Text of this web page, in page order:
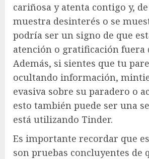
cariñosa y atenta contigo y,
muestra desinterés o se
podría ser un signo de que
atención o gratificación fuera
Además, si sientes que tu
ocultando información,
evasiva sobre su paradero o
esto también puede ser una
está utilizando Tinder.
Es importante recordar que
son pruebas concluyentes de